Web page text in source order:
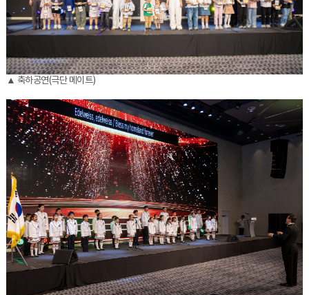
▲ 축하공연(극단 메이트)